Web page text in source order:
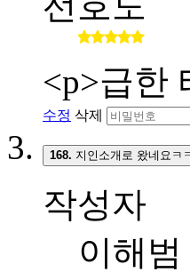
<p>급한
수정 삭제
168. 지인소개로 왔네요ㅋ
작성자
이해범